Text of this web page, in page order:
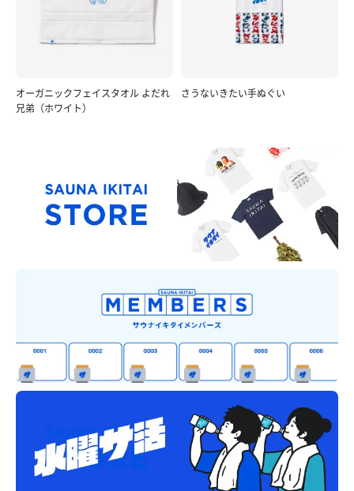
オーガニックフェイスタオル よだれ
兄弟（ホワイト）
さうないきたい手ぬぐい